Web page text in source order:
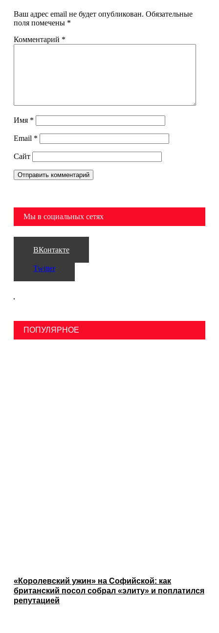
Ваш адрес email не будет опубликован. Обязательные
поля помечены *
Комментарий *
Имя *
Email *
Сайт
Мы в социальных сетях
ВКонтакте
Twitter
ПОПУЛЯРНОЕ
«Королевский ужин» на Софийской: как
британский посол собрал «элиту» и поплатился
репутацией